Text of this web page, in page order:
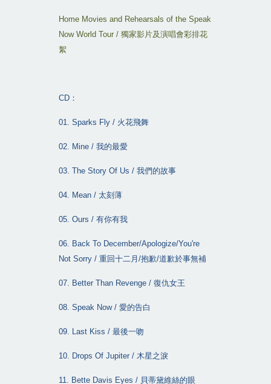
Home Movies and Rehearsals of the Speak
Now World Tour / 獨家影片及演唱會彩排花
絮
CD：
01. Sparks Fly / 火花飛舞
02. Mine / 我的最愛
03. The Story Of Us / 我們的故事
04. Mean / 太刻薄
05. Ours / 有你有我
06. Back To December/Apologize/You're
Not Sorry / 重回十二月 /抱歉/道歉於事無補
07. Better Than Revenge / 復仇女王
08. Speak Now / 愛的告白
09. Last Kiss / 最後一吻
10. Drops Of Jupiter / 木星之淚
11. Bette Davis Eyes / 貝蒂黛維絲的眼